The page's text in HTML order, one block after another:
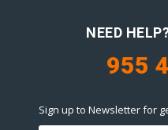
NEED
955
Sign up to Newsletter for